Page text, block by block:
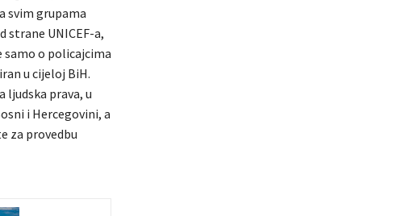
svim grupama
strane UNICEF-a,
samo o policajcima
u cijeloj BiH.
ljudska prava, u
i Hercegovini, a
za provedbu